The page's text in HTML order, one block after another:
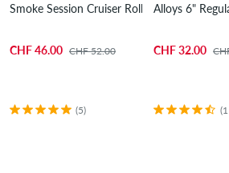
Smoke Session Cruiser Rollen 54 mm 85A
CHF 46.00 CHF 52.00
(5)
Alloys 6"
CHF 32.00